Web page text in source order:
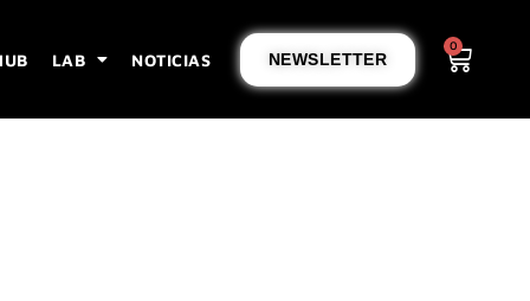
LAB NOTICIAS NEWSLETTER
0